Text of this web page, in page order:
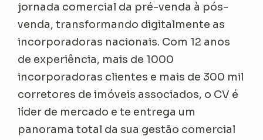
jornada comercial da pré-venda à pós-
venda, transformando digitalmente as
incorporadoras nacionais. Com 12 anos
de experiência, mais de 1000
incorporadoras clientes e mais de 300 mil
corretores de imóveis associados, o CV é
líder de mercado e te entrega um
panorama total da sua gestão comercial